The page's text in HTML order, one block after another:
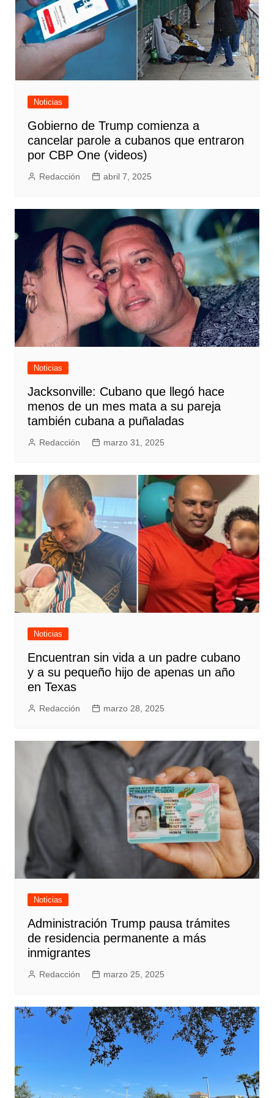
Noticias
Gobierno de Trump comienza a
cancelar parole a cubanos que entraron
por CBP One (videos)
Redacción abril 7, 2025
Noticias
Jacksonville: Cubano que llegó hace
menos de un mes mata a su pareja
también cubana a puñaladas
Redacción marzo 31, 2025
Noticias
Encuentran sin vida a un padre cubano
y a su pequeño hijo de apenas un año
en Texas
Redacción marzo 28, 2025
Noticias
Administración Trump pausa trámites
de residencia permanente a más
inmigrantes
Redacción marzo 25, 2025